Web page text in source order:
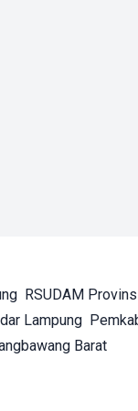
RSUDAM
Lampung
Barat